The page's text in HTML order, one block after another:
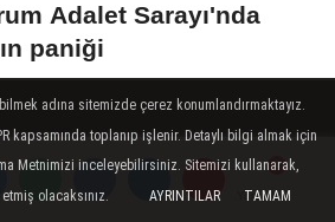
Yorumlar
Yorumlar
Adalet Sarayı'nda
paniği
Hava Durumu
adına sitemizde çerez konumlandırmaktayız.
kapsamında toplanıp işlenir. Detaylı bilgi almak için
Metnimizi inceleyebilirsiniz. Sitemizi kullanarak,
olacaksınız.
AYRINTILAR TAMAM